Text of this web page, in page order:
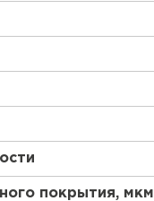
покрытия, мкм